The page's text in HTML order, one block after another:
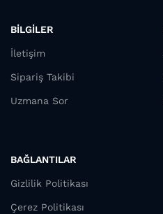
BİLGİLER
İletişim
Sipariş Takibi
Uzmana Sor
BAĞLANTILAR
Gizlilik Politikası
Çerez Politikası